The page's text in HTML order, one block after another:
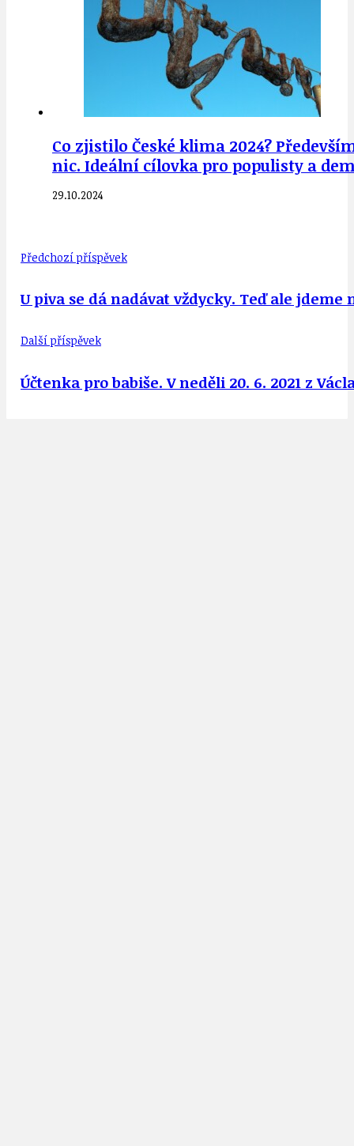
Co zjistilo České klima 2024?
nic. Ideální cílovka pro populisty a
29.10.2024
Předchozí příspěvek
U piva se dá nadávat vždycky. Teď ale jdeme
Další příspěvek
Účtenka pro babiše. V neděli 20. 6. 2021 z